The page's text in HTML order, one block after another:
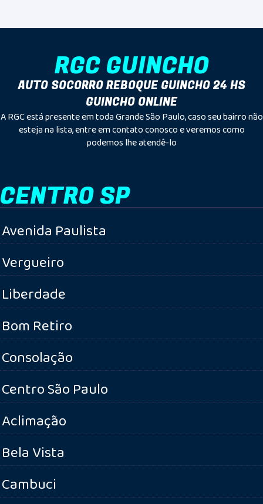
RGC GUINCHO
AUTO SOCORRO REBOQUE GUINCHO 24 HS
GUINCHO ONLINE
A RGC está presente em toda Grande São Paulo, caso seu bairro não
esteja na lista, entre em contato conosco e veremos como
podemos lhe atendê-lo
CENTRO SP
Avenida Paulista
Vergueiro
Liberdade
Bom Retiro
Consolação
Centro São Paulo
Aclimação
Bela Vista
Cambuci